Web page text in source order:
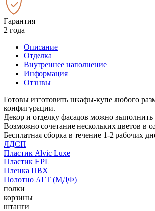
Гарантия
2 года
Описание
Отделка
Внутреннее наполнение
Информация
Отзывы
Готовы изготовить шкафы-купе любого
конфигурации.
Декор и отделку фасадов можно выполнить
Возможно сочетание нескольких цветов в
Бесплатная сборка в течение 1-2 рабочих
ЛДСП
Пластик Alvic Luxe
Пластик HPL
Пленка ПВХ
Полотно АГТ (МДФ)
полки
корзины
штанги